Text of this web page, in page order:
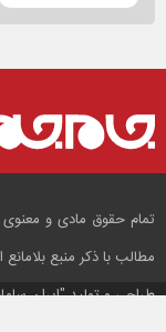
تمام حقوق مادی و
مطالب با ذکر منبع
طراحی و تولید"ایران